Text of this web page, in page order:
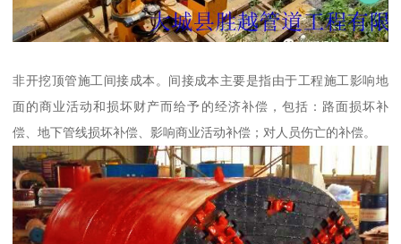
非开挖顶管施工间接成本。间接成本主要是指由于工程施工影响地
面的商业活动和损坏财产而给予的经济补偿，包括：路面损坏补
偿、地下管线损坏补偿、影响商业活动补偿；对人员伤亡的补偿。